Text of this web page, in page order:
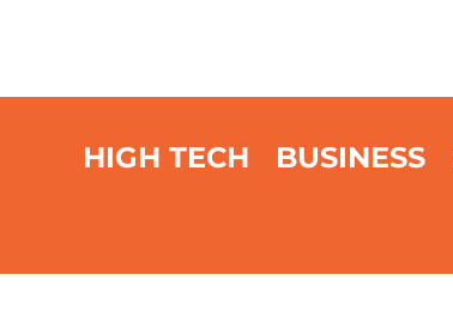
HIGH TECH BUSINESS